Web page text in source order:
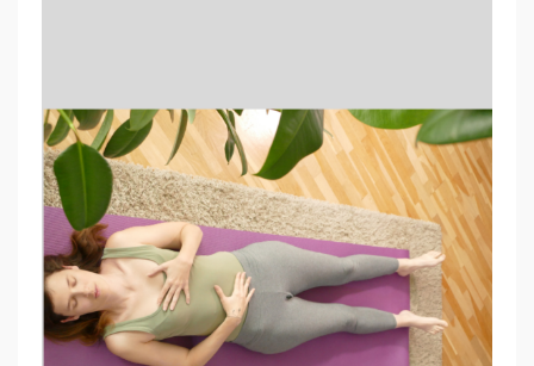
T
L
I
C
H
E
S